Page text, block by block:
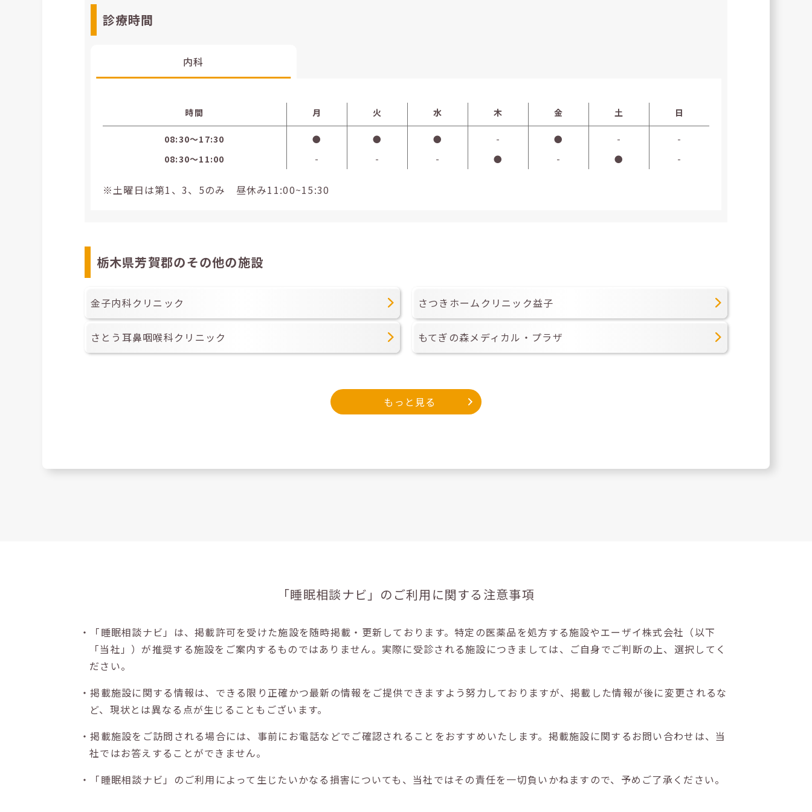
診療時間
内科
時間 月 火 水 木 金 土 日
08:30〜17:30 ● ● ● - ● -
-
08:30〜11:00
- - - ● - ● -
※土曜日は第1、3、5のみ 昼休み11:00~15:30
栃木県芳賀郡のその他の施設
金子内科クリニック さつきホームクリニック益子
さとう耳鼻咽喉科クリニック もてぎの森メディカル・プラザ
もっと見る
「睡眠相談ナビ」の ご利用に関する注意事項
・「睡眠相談ナビ」は、掲載許可を受けた施設を随時掲載・更新しております。特定の医薬品を処方する施設やエーザイ株式会社（以下
「当社」）が推奨する施設をご案内するものではありません。実際に受診される施設につきましては、ご自身でご判断の上、選択してく
ださい。
・掲載施設に関する情報は、できる限り正確かつ最新の情報をご提供できますよう努力しておりますが、掲載した情報が後に変更されるな
ど、現状とは異なる点が生じることもございます。
・掲載施設をご訪問される場合には、事前にお電話などでご確認されることをおすすめいたします。掲載施設に関するお問い合わせは、当
社ではお答えすることができません。
・「睡眠相談ナビ」のご利用によって生じたいかなる損害についても、当社ではその責任を一切負いかねますので、予めご了承ください。